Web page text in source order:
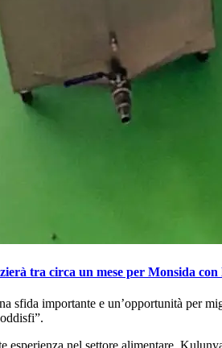
tra circa un mese per Monsida
sf­ida impor­tante e un’oppor­tu­ni­tà per
esper­ienza nel set­tore al­i­mentare,